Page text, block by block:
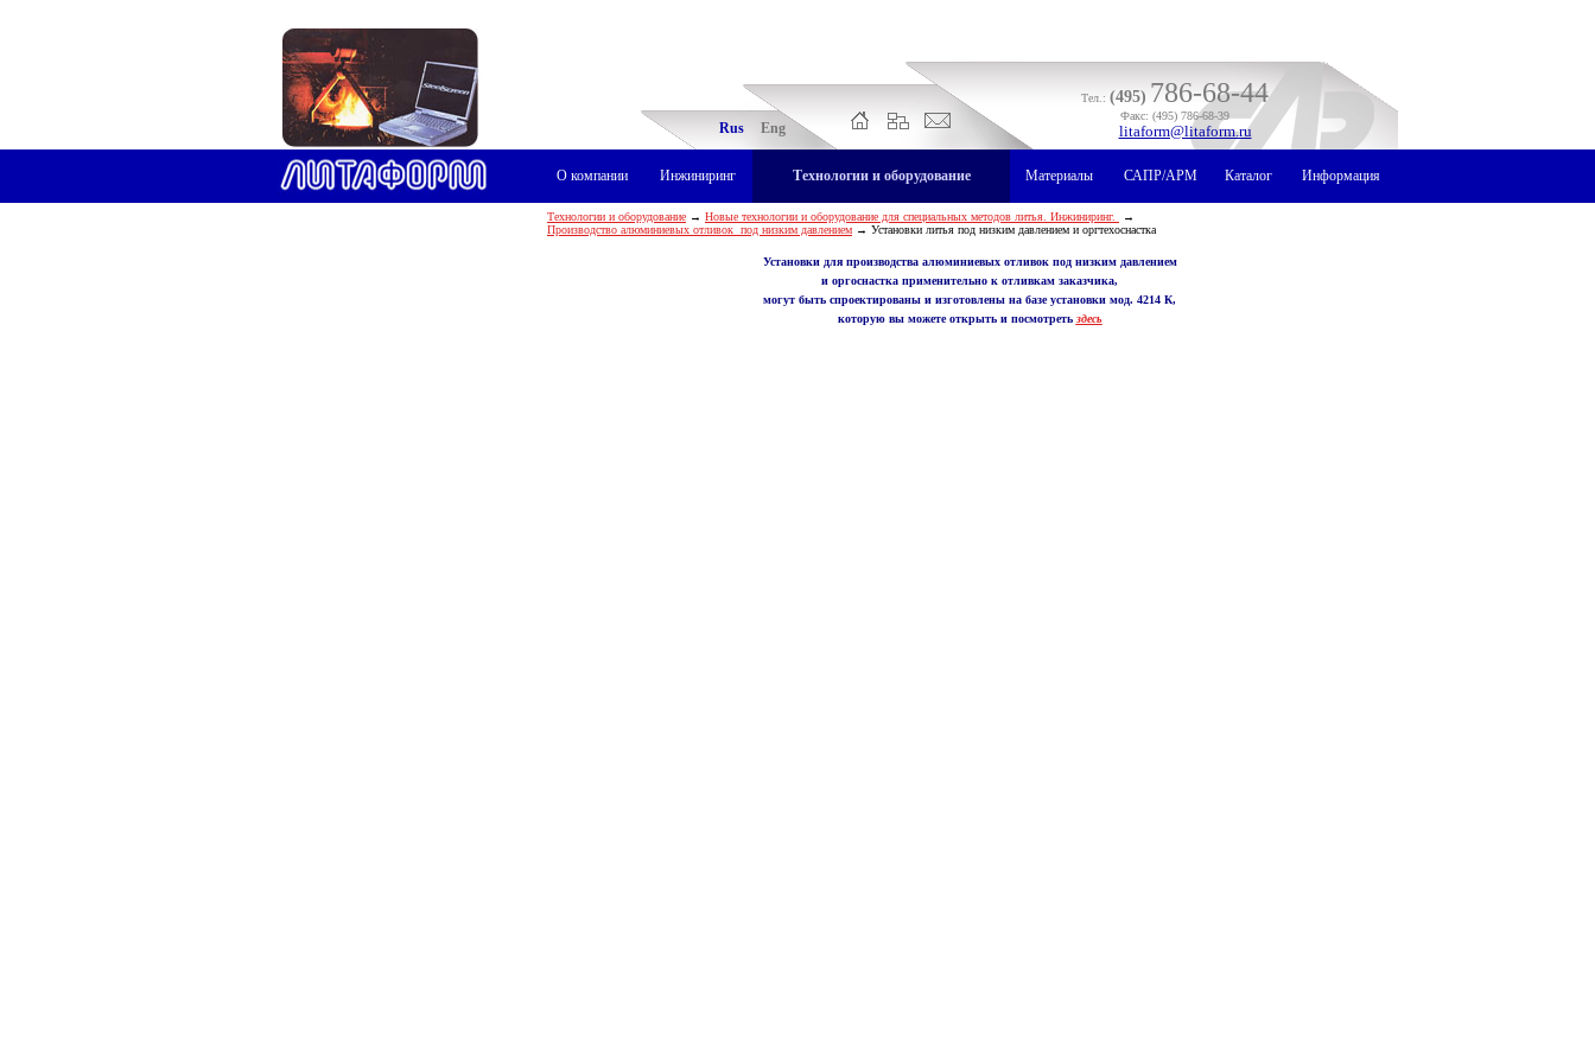
Rus Eng
Тел.: (495) 786-68-44
Факс: (495) 786-68-39
litaform@litaform.ru
О компании Инжиниринг Технологии и оборудование Материалы САПР/АРМ Каталог Информация
Технологии и оборудование → Новые технологии и оборудование для специальных методов литья. Инжиниринг.
→
Производство алюминиевых отливок под низким давлением → Установки литья под низким давлением и оргтехоснастка
Установки для производства алюминиевых отливок под низким давлением
и оргоснастка применительно к отливкам заказчика,
могут быть спроектированы и изготовлены на базе установки мод. 4214 К,
которую вы можете открыть и посмотреть здесь